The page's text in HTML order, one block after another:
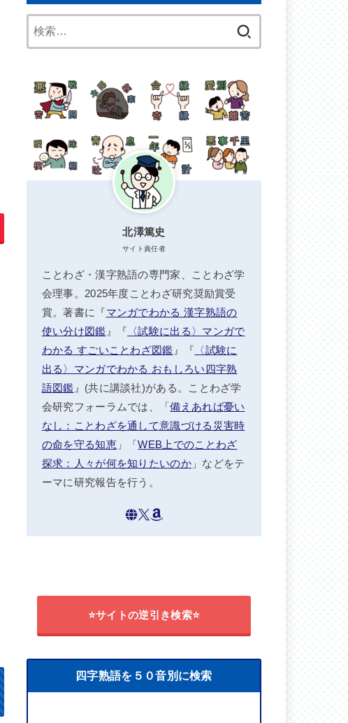
北澤篤史
サイト責任者
ことわざ・漢字熟語の専門家、ことわざ学
会理事。2025年度ことわざ研究奨励賞受
賞。著書に『マンガでわかる 漢字熟語の
使い分け図鑑 』『 〈試験に出る〉マンガで
わかる すごいことわざ図鑑 』『 〈試験に
出る〉マンガでわかる おもしろい四字熟
語図鑑 』(共に講談社)がある。ことわざ学
会研究フォーラムでは、「備えあれば憂い
なし：ことわざを通して意識づける災害時
の命を守る知恵」「WEB上でのことわざ
探求：人々が何を知りたいのか」などをテ
ーマに研究報告を行う。
⭐サイトの逆引き検索⭐
四字熟語を５０音別に検索